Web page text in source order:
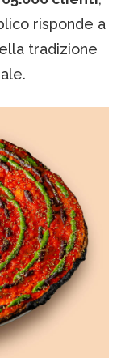
risponde a
tradizione